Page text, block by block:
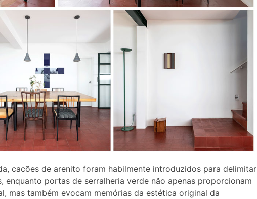
cacões de arenito foram habilmente introduzidos para delimitar
enquanto portas de serralheria verde não apenas proporcionam
mas também evocam memórias da estética original da